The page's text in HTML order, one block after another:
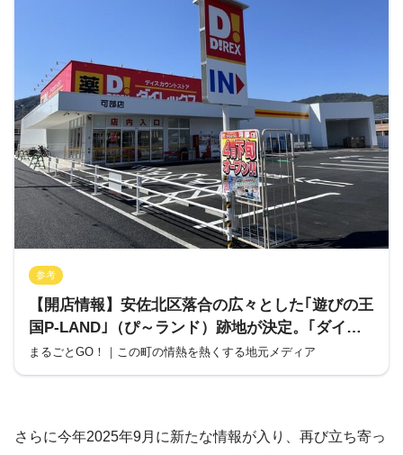
参考
【開店情報】安佐北区落合の広々とした｢遊びの王
国P-LAND｣（ぴ～ランド）跡地が決定。｢ダイレ
ックス高陽店｣が12月にオープンするみたい。
まるごとGO！｜この町の情熱を熱くする地元メディア
さらに今年2025年9月に新たな情報が入り、再び立ち寄っ